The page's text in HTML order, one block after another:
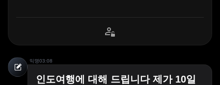
익명03:08
인도여행에 대해 드립니다 제가 10일